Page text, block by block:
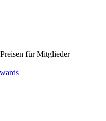
für Mitglieder